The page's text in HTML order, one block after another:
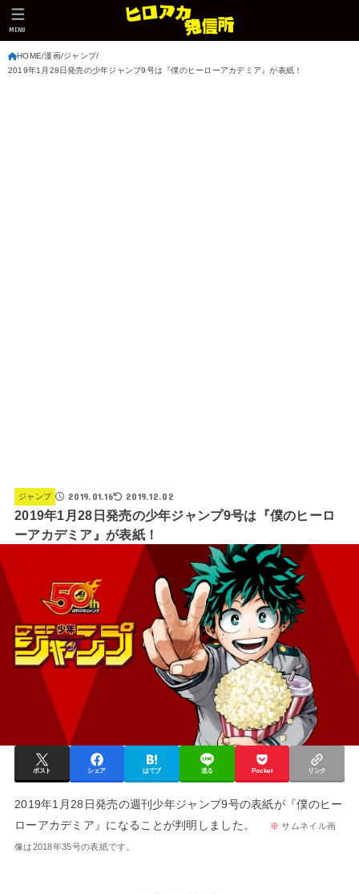
MENU
HOME 漫画 ジャンプ
2019年1月28日発売の少年ジャンプ9号は『僕のヒーローアカデミア』が表紙！
ジャンプ 2019.01.16 2019.12.02
2019年1月28日発売の少年ジャンプ9号は『僕のヒーロ
ーアカデミア』が表紙！
ポスト シェア はてブ 送る Pocket リンク
2019年1月28日発売の週刊少年ジャンプ9号の表紙が『僕のヒー
ローアカデミア』になることが判明しました。
※サムネイル画
像は2018年35号の表紙です。